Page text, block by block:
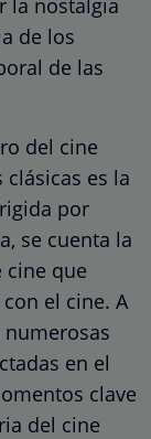
de los
de las
del cine
es la
por
se cuenta la
cine que
el cine. A
en el
clave
del cine